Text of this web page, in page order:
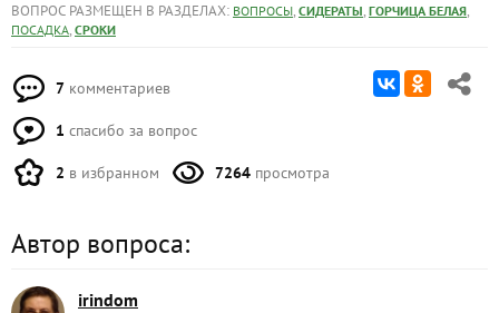
ВОПРОС РАЗМЕЩЕН В РАЗДЕЛАХ: ВОПРОСЫ, СИДЕРАТЫ, ГОРЧИЦА БЕЛАЯ,
ПОСАДКА, СРОКИ
7 комментариев
1 спасибо за вопрос
2 в избранном 7264 просмотра
Автор вопроса:
irindom